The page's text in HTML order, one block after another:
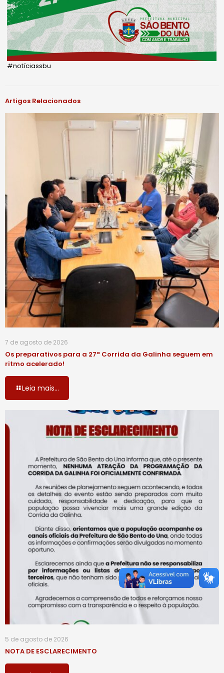
#notíciassbu
Artigos Relacionados
7 de agosto de 2026
Os preparativos para a 27ª Corrida da Galinha seguem em
ritmo acelerado!
Leia mais...
5 de agosto de 2026
NOTA DE ESCLARECIMENTO